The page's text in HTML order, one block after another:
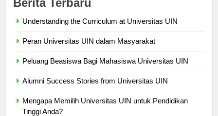
Understanding the Curriculum at Universitas UIN
Peran Universitas UIN dalam Masyarakat
Peluang Beasiswa Bagi Mahasiswa Universitas UIN
Alumni Success Stories from Universitas UIN
Mengapa Memilih Universitas UIN untuk Pendidikan
Tinggi Anda?